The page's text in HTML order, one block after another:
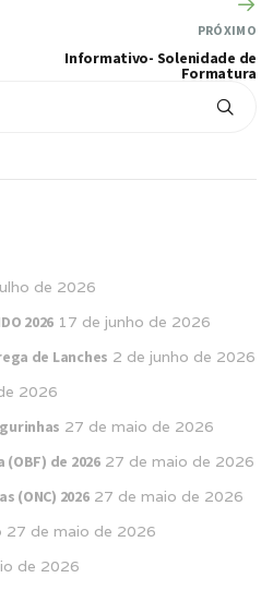
PRÓXIMO
Informativo- Solenidade de
Formatura
de 2026
2026 17 de junho de 2026
de Lanches 2 de junho de 2026
2026
27 de maio de 2026
de 2026 27 de maio de 2026
(ONC) 2026 27 de maio de 2026
27 de maio de 2026
de 2026